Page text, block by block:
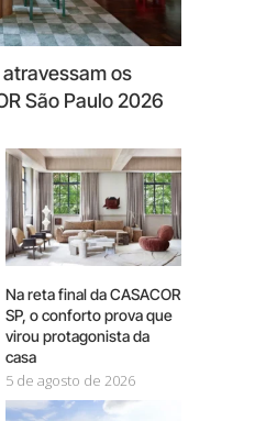
os
São Paulo 2026
Na reta final da CASACOR
SP, o conforto prova que
virou protagonista da
casa
5 de agosto de 2026